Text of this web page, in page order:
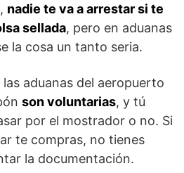
nadie te va a arrestar si te
sellada, pero en aduanas
la cosa un tanto seria.
aduanas del aeropuerto
son voluntarias, y tú
por el mostrador o no. Si
te compras, no tienes
la documentación.